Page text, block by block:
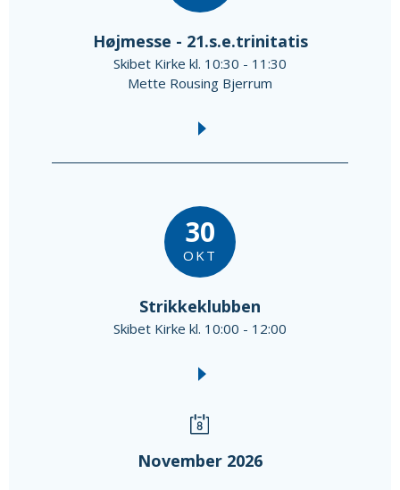
Højmesse - 21.s.e.trinitatis
Skibet Kirke kl. 10:30 - 11:30
Mette Rousing Bjerrum
30
OKT
Strikkeklubben
Skibet Kirke kl. 10:00 - 12:00
November 2026